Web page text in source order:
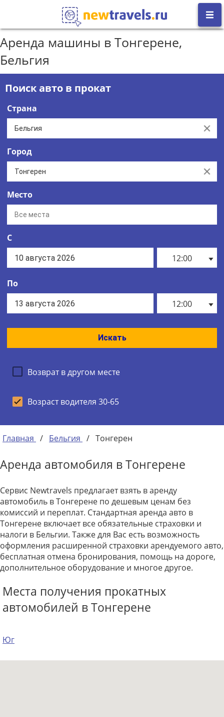
Аренда машины в Тонгерене,
Бельгия
Поиск авто в прокат
Страна
Clear
Город
Clear
Место
С
12:00
По
12:00
Искать
Возврат в другом месте
Возраст водителя 30-65
Главная / Бельгия / Тонгерен
Аренда автомобиля в Тонгерене
Сервис Newtravels предлагает взять в аренду
автомобиль в Тонгерене по дешевым ценам без
комиссий и переплат. Стандартная аренда авто в
Тонгерене включает все обязательные страховки и
налоги в Бельгии. Также для Вас есть возможность
оформления расширенной страховки арендуемого авто,
бесплатная отмена бронирования, помощь на дороге,
дополнительное оборудование и многое другое.
Места получения прокатных
автомобилей в Тонгерене
Юг